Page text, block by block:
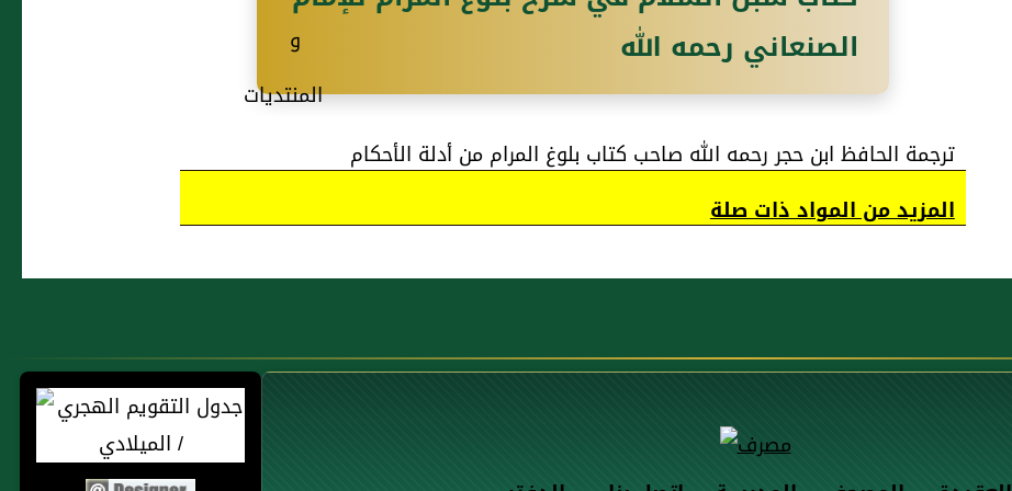
الصنعاني رحمه الله
ترجمة الحافظ ابن حجر رحمه الله صاحب كتاب بلوغ المرام من أدلة الأحكام
المزيد من المواد ذات صلة